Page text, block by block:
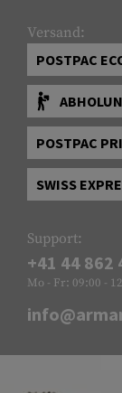
Versand:
POSTPAC
POSTPAC
SWISS
Support:
+41 44 862
Mo - Fr: 09:00 -